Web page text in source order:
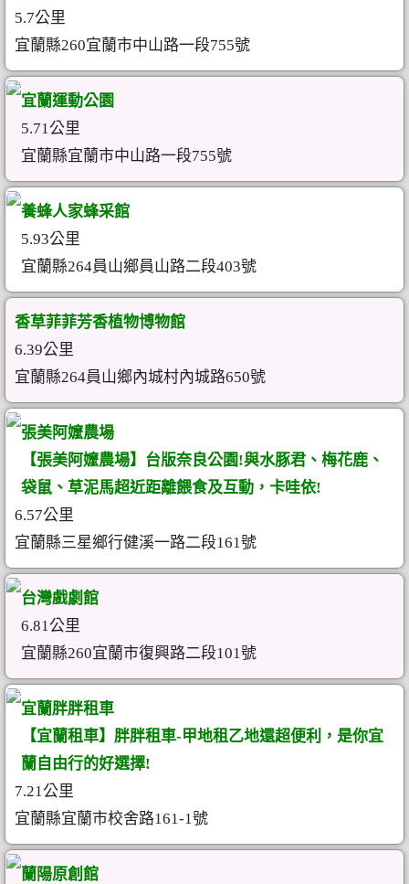
5.7公里
宜蘭縣260宜蘭市中山路一段755號
宜蘭運動公園
5.71公里
宜蘭縣宜蘭市中山路一段755號
養蜂人家蜂采館
5.93公里
宜蘭縣264員山鄉員山路二段403號
香草菲菲芳香植物博物館
6.39公里
宜蘭縣264員山鄉內城村內城路650號
張美阿嬤農場
【張美阿嬤農場】台版奈良公園!與水豚君、梅花鹿、
袋鼠、草泥馬超近距離餵食及互動，卡哇依!
6.57公里
宜蘭縣三星鄉行健溪一路二段161號
台灣戲劇館
6.81公里
宜蘭縣260宜蘭市復興路二段101號
宜蘭胖胖租車
【宜蘭租車】胖胖租車-甲地租乙地還超便利，是你宜
蘭自由行的好選擇!
7.21公里
宜蘭縣宜蘭市校舍路161-1號
蘭陽原創館